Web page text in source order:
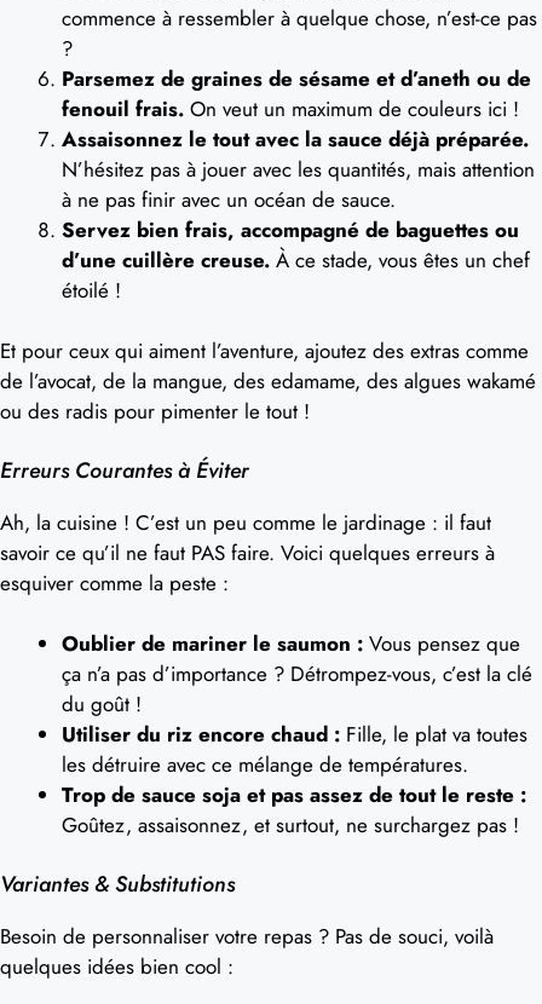
commence à ressembler à quelque chose, n’est-ce pas
?
Parsemez de graines de sésame et d’aneth ou de
fenouil frais. On veut un maximum de couleurs ici !
Assaisonnez le tout avec la sauce déjà préparée.
N’hésitez pas à jouer avec les quantités, mais attention
à ne pas finir avec un océan de sauce.
Servez bien frais, accompagné de baguettes ou
d’une cuillère creuse. À ce stade, vous êtes un chef
étoilé !
Et pour ceux qui aiment l’aventure, ajoutez des extras comme
de l’avocat, de la mangue, des edamame, des algues wakamé
ou des radis pour pimenter le tout !
Erreurs Courantes à Éviter
Ah, la cuisine ! C’est un peu comme le jardinage : il faut
savoir ce qu’il ne faut PAS faire. Voici quelques erreurs à
esquiver comme la peste :
Oublier de mariner le saumon : Vous pensez que
ça n’a pas d’importance ? Détrompez-vous, c’est la clé
du goût !
Utiliser du riz encore chaud : Fille, le plat va toutes
les détruire avec ce mélange de températures.
Trop de sauce soja et pas assez de tout le reste :
Goûtez, assaisonnez, et surtout, ne surchargez pas !
Variantes & Substitutions
Besoin de personnaliser votre repas ? Pas de souci, voilà
quelques idées bien cool :